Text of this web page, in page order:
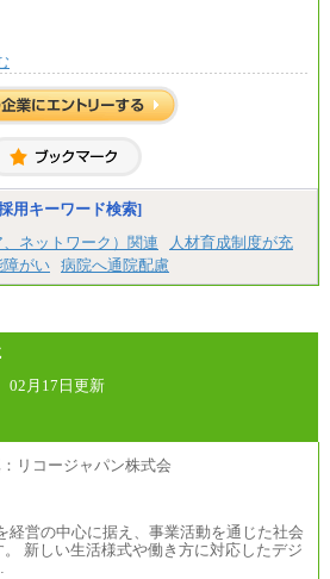
用キーワード検索]
ネットワーク）関連
人材育成制度が充
障がい 病院へ通院配慮
02月17日更新
経営の中心に据え、事業活動を通じた社会
新しい生活様式や働き方に対応したデジ